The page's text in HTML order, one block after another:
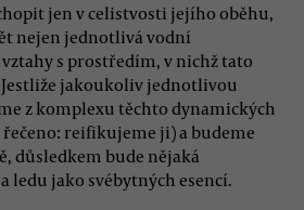
jen v celistvosti jejího oběhu,
nejen jednotlivá vodní
s prostředím, v nichž tato
jakoukoliv jednotlivou
z komplexu těchto dynamických
reifikujeme ji) a budeme
důsledkem bude nějaká
ledu jako svébytných esencí.